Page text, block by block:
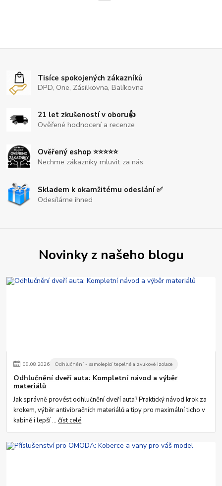
Tisíce spokojených zákazníků
DPD, One, Zásilkovna, Balíkovna
21 let zkušeností v oboru👍
Ověřené hodnocení a recenze
Ověřený eshop ⭐⭐⭐⭐⭐
Nechme zákazníky mluvit za nás
Skladem k okamžitému odeslání ✅
Odesíláme ihned
Novinky z našeho blogu
09.08.2026 Odhlučnění - samolepící tepelné a zvukové izolace
Odhlučnění dveří auta: Kompletní návod a výběr
materiálů
Jak správně provést odhlučnění dveří auta? Praktický návod krok za
krokem, výběr antivibračních materiálů a tipy pro maximální ticho v
kabině i lepší ...číst celé